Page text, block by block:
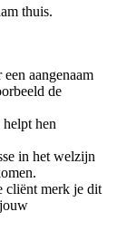
thuis.
aangenaam
de
hen
in het welzijn
cliënt merk je dit